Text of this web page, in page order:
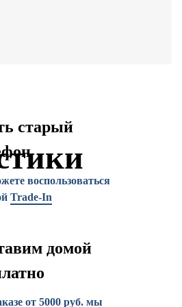
старый
воспользоваться
Trade-In
домой
от 5000 руб. мы